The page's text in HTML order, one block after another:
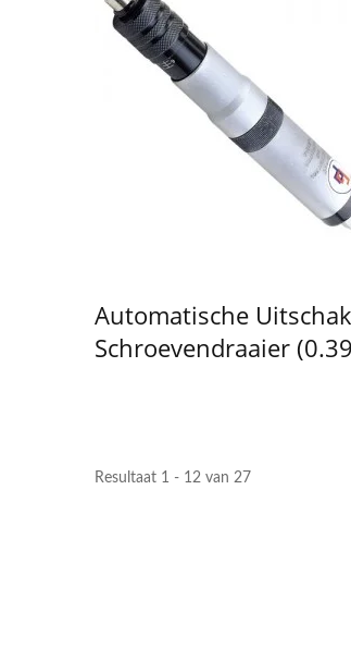
Automatische
Schroevendraaier
Resultaat 1 - 12 van 27